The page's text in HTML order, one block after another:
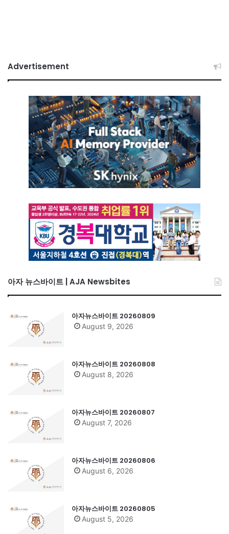
Advertisement
아자 뉴스바이트 | AJA Newsbites
아자뉴스바이트 20260809
August 9, 2026
아자뉴스바이트 20260808
August 8, 2026
아자뉴스바이트 20260807
August 7, 2026
아자뉴스바이트 20260806
August 6, 2026
아자뉴스바이트 20260805
August 5, 2026